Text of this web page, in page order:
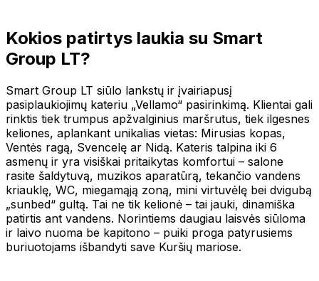
Kokios patirtys laukia su Smart
Group LT?
Smart Group LT siūlo lankstų ir įvairiapusį
pasiplaukiojimų kateriu „Vellamo“ pasirinkimą. Klientai gali
rinktis tiek trumpus apžvalginius maršrutus, tiek ilgesnes
keliones, aplankant unikalias vietas: Mirusias kopas,
Ventės ragą, Svencelę ar Nidą. Kateris talpina iki 6
asmenų ir yra visiškai pritaikytas komfortui – salone
rasite šaldytuvą, muzikos aparatūrą, tekančio vandens
kriauklę, WC, miegamąją zoną, mini virtuvėlę bei dvigubą
„sunbed“ gultą. Tai ne tik kelionė – tai jauki, dinamiška
patirtis ant vandens. Norintiems daugiau laisvės siūloma
ir laivo nuoma be kapitono – puiki proga patyrusiems
buriuotojams išbandyti save Kuršių mariose.